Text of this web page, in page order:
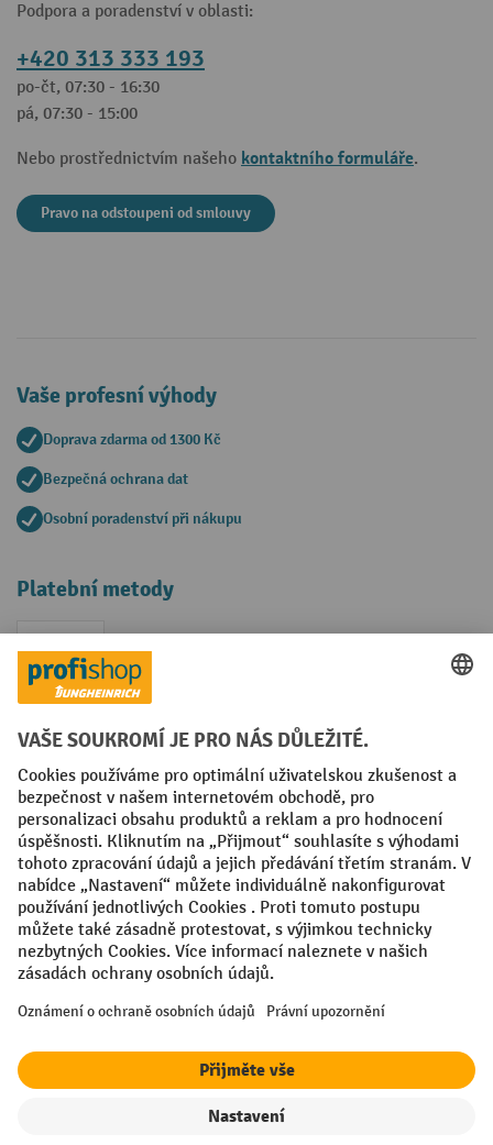
Podpora a poradenství v oblasti:
+420 313 333 193
po-čt, 07:30 - 16:30
pá, 07:30 - 15:00
Nebo prostřednictvím našeho kontaktního formuláře.
Pravo na odstoupeni od smlouvy
Vaše profesní výhody
Doprava zdarma od 1300 Kč
Bezpečná ochrana dat
Osobní poradenství při nákupu
Platební metody
Faktura
Sociální sítě
Facebook
YouTubeLinkedIn
VODP Otisk
Prohlášení o ochraně osobních údajů
Nastavení ochrany osobních údajů
All prices excl. VAT plusshipping costsand possible delivery charges,
¹ Sleva platí do vyprodání zásob. Sleva se nevztahuje na akční ceny.